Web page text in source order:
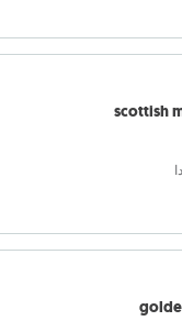
scottish